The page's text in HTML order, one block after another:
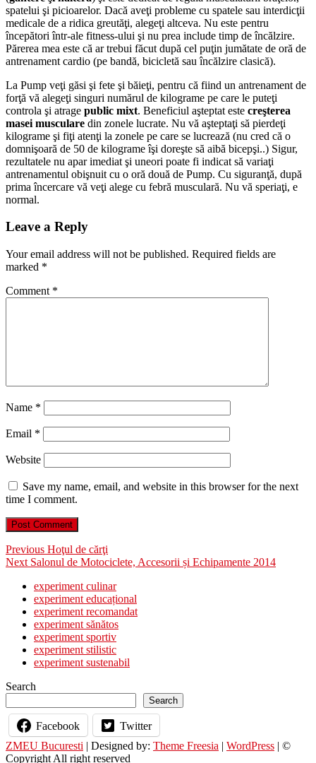
spatelui şi picioarelor. Dacă aveţi probleme cu spatele sau interdicţii
medicale de a ridica greutăţi, alegeţi altceva. Nu este pentru
începători într-ale fitness-ului şi nu prea include timp de încălzire.
Părerea mea este că ar trebui făcut după cel puţin jumătate de oră de
antrenament cardio (pe bandă, bicicletă sau încălzire clasică).
La Pump veţi găsi şi fete şi băieţi, pentru că fiind un antrenament de
forţă vă alegeţi singuri numărul de kilograme pe care le puteţi
controla şi atrage public mixt. Beneficiul aşteptat este creşterea
masei musculare din zonele lucrate. Nu vă aşteptaţi să pierdeţi
kilograme şi fiţi atenţi la zonele pe care se lucrează (nu cred că o
domnişoară de 50 de kilograme îşi doreşte să aibă bicepşi..) Sigur,
rezultatele nu apar imediat şi uneori poate fi indicat să variaţi
antrenamentul obişnuit cu o oră două de Pump. Cu siguranţă, după
prima încercare vă veţi alege cu febră musculară. Nu vă speriaţi, e
normal.
Leave a Reply
Your email address will not be published. Required fields are
marked *
Comment *
Name *
Email *
Website
Save my name, email, and website in this browser for the next
time I comment.
Post
navigation
Previous Previous
post:
Hoţul de cărţi
Next Next
Salonul de Motociclete, Accesorii și Echipamente 2014
experiment culinar
experiment educațional
experiment recomandat
experiment sănătos
experiment sportiv
experiment stilistic
experiment sustenabil
Search
Search
Facebook
Twitter
ZMEU Bucuresti | Designed by: Theme Freesia | WordPress | ©
Copyright All right reserved